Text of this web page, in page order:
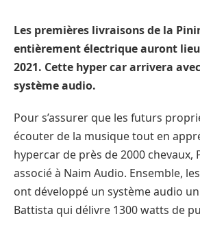
Les premières livraisons de la
entièrement électrique auront
2021. Cette hyper car arrivera
système audio.
Pour s’assurer que les futurs
écouter de la musique tout en
hypercar de près de 2000 chevaux,
associé à Naim Audio. Ensemble,
ont développé un système audio
Battista qui délivre 1300 watts de